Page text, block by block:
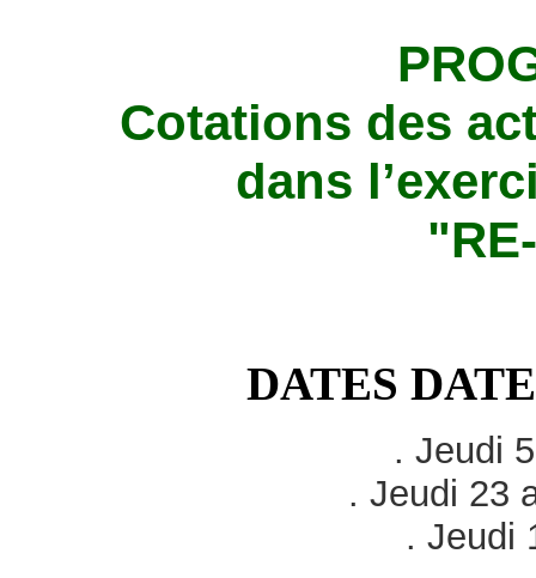
Cotations des
dans
DATES
. Jeudi
. Jeudi 23
. Jeudi